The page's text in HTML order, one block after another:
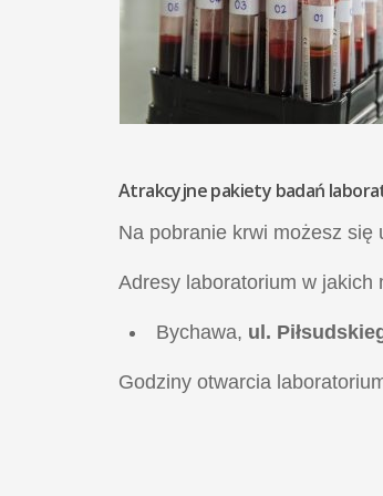
Atrakcyjnepakiety badań
Na pobranie krwi możesz się
Adresy laboratorium w jakich
Bychawa, ul.
Godziny otwarcia